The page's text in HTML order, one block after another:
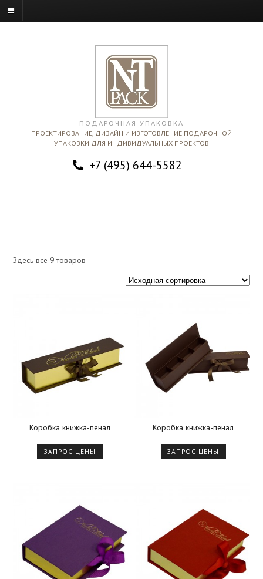
ПОДАРОЧНАЯ УПАКОВКА
ПРОЕКТИРОВАНИЕ, ДИЗАЙН И ИЗГОТОВЛЕНИЕ ПОДАРОЧНОЙ
УПАКОВКИ ДЛЯ ИНДИВИДУАЛЬНЫХ ПРОЕКТОВ
+7 (495) 644-5582
Здесь все 9 товаров
Коробка книжка-пенал
ЗАПРОС ЦЕНЫ
Коробка книжка-пенал
ЗАПРОС ЦЕНЫ